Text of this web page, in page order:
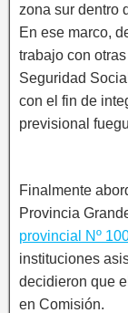
zona sur dentro
En ese marco,
trabajo con
Seguridad
con el fin de
previsional
Finalmente
Provincia
provincial Nº
instituciones
decidieron que el
en Comisión.